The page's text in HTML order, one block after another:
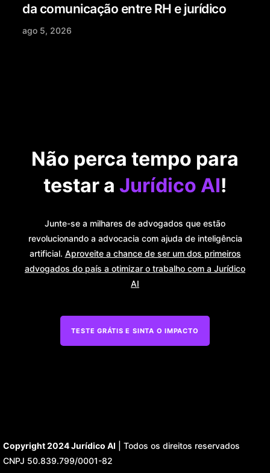
da comunicação entre RH e jurídico
ago 5, 2026
Não perca tempo para
testar a Jurídico AI!
Junte-se a milhares de advogados que estão
revolucionando a advocacia com ajuda de inteligência
artificial. Aproveite a chance de ser um dos primeiros
advogados do país a otimizar o trabalho com a Jurídico
AI
TESTE GRÁTIS E SINTA O IMPACTO
Copyright 2024 Jurídico AI
Todos os direitos reservados
CNPJ 50.839.799/0001-82